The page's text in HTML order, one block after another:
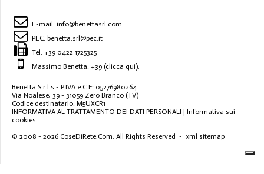
E-mail: info@benettasrl.com
PEC: benetta.srl@pec.it
Tel: +39 0422 1725325
Massimo Benetta: +39 (clicca qui).
Benetta S.r.l.s - P.IVA e C.F: 05276980264
Via Noalese, 39 - 31059 Zero Branco (TV)
Codice destinatario: M5UXCR1
INFORMATIVA AL TRATTAMENTO DEI DATI PERSONALI | Informativa sui
cookies
© 2008 - 2026 CoseDiRete.Com. All Rights Reserved - xml sitemap